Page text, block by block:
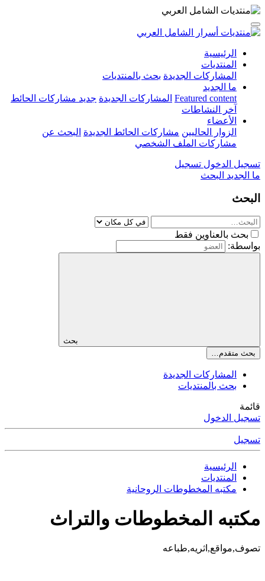
الرئيسية
المنتديات
المشاركات الجديدة بحث بالمنتديات
ما الجديد
Featured content المشاركات الجديدة جديد مشاركات الحائط
آخر النشاطات
الأعضاء
الزوار الحاليين مشاركات الحائط الجديدة البحث عن
مشاركات الملف الشخصي
تسجيل الدخول تسجيل
ما الجديد البحث
البحث
بحث بالعناوين فقط
بواسطة:
بحث
بحث متقدم…
المشاركات الجديدة
بحث بالمنتديات
قائمة
تسجيل الدخول
تسجيل
الرئيسية
المنتديات
مكتبه المخطوطات الروحانية
مكتبه المخطوطات والتراث
تصوف,مواقع,اثريه,طباعه